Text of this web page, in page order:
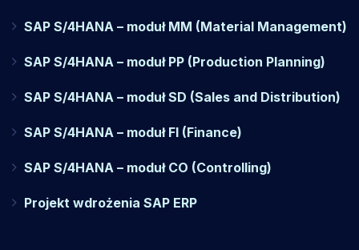
SAP S/4HANA – moduł MM (Material Management)
SAP S/4HANA – moduł PP (Production Planning)
SAP S/4HANA – moduł SD (Sales and Distribution)
SAP S/4HANA – moduł FI (Finance)
SAP S/4HANA – moduł CO (Controlling)
Projekt wdrożenia SAP ERP